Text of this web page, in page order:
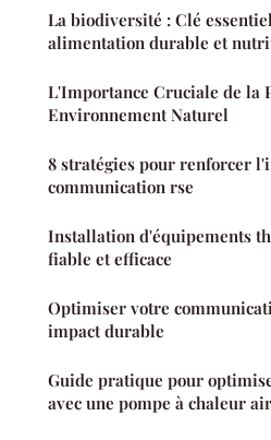
La biodiversité : Clé
alimentation durable et
L'Importance Cruciale de la
Environnement Naturel
8 stratégies pour renforcer
communication rse
Installation d'équipements
fiable et efficace
Optimiser votre
impact durable
Guide pratique pour
avec une pompe à chaleur